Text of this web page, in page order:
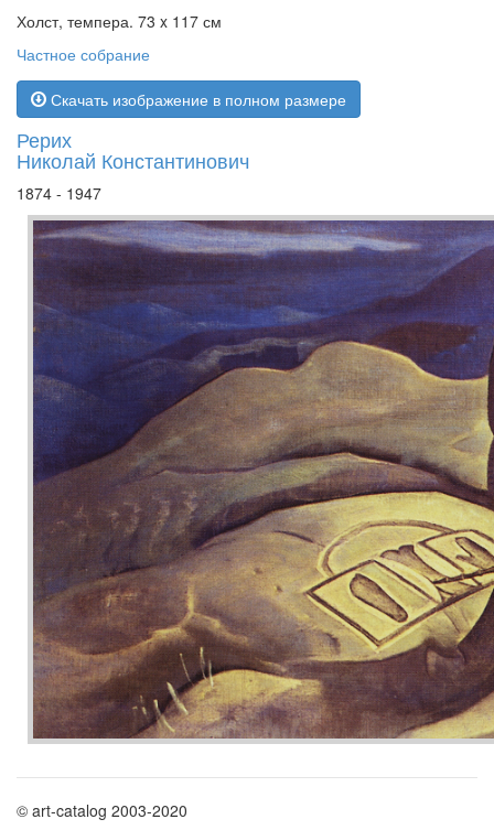
Холст, темпера. 73 x 117 см
Частное собрание
Скачать изображение в полном размере
Рерих
Николай Константинович
1874 - 1947
© art-catalog 2003-2020